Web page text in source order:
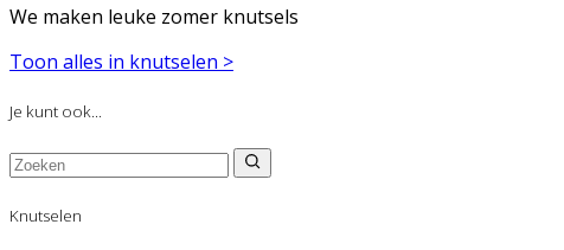
We maken leuke zomer knutsels
Toon alles in knutselen >
Je kunt ook...
Knutselen